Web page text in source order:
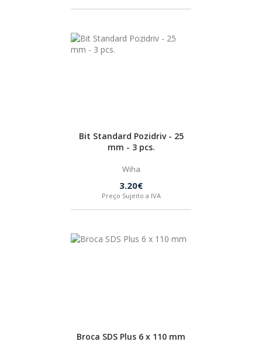
Bit Standard Pozidriv - 25
mm - 3 pcs.
Wiha
3.20€
Preço Sujeito a IVA
Broca SDS Plus 6 x 110 mm